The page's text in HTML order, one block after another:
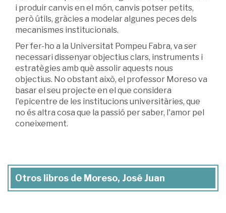
i produir canvis en el món, canvis potser petits,
però útils, gràcies a modelar algunes peces dels
mecanismes institucionals.
Per fer-ho a la Universitat Pompeu Fabra, va ser
necessari dissenyar objectius clars, instruments i
estratègies amb què assolir aquests nous
objectius. No obstant això, el professor Moreso va
basar el seu projecte en el que considera
l'epicentre de les institucions universitàries, que
no és altra cosa que la passió per saber, l'amor pel
coneixement.
Otros libros de Moreso, José Juan